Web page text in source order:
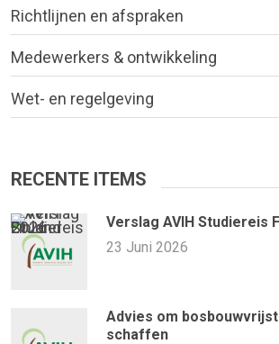
Richtlijnen en afspraken
Medewerkers & ontwikkeling
Wet- en regelgeving
RECENTE ITEMS
Verslag AVIH Studiereis
23 Juni 2026
Advies om
schaffen